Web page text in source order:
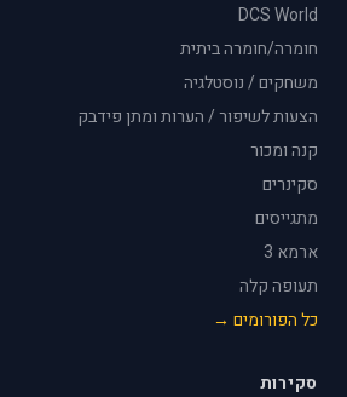
DCS World
חומרה/חומרה ביתית
משחקים / נוסטלגיה
הצעות לשיפור / הערות ומתן פידבק
קנה ומכור
סקינרים
מתגייסים
ארמא 3
תעופה קלה
כל הפורומים →
סקירות